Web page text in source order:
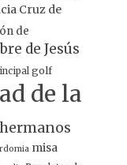
Cruz de
de
de Jesús
golf
de la
hermanos
misa